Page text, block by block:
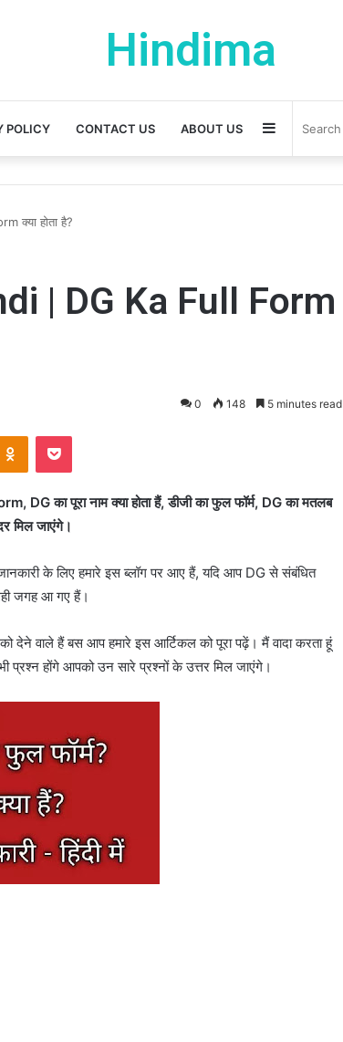
Hindima
POLICY CONTACT US ABOUT US Sidebar
क्या होता है?
| DG Ka Full Form
0 148 5 minutes read
Odnoklassniki
Pocket
का पूरा नाम क्या होता हैं, डीजी का फुल फॉर्म, DG का मतलब
मिल जाएंगे।
के लिए हमारे इस ब्लॉग पर आए हैं, यदि आप DG से संबंधित
जगह आ गए हैं।
देने वाले हैं बस आप हमारे इस आर्टिकल को पूरा पढ़ें। मैं वादा करता हूं
होंगे आपको उन सारे प्रश्नों के उत्तर मिल जाएंगे।